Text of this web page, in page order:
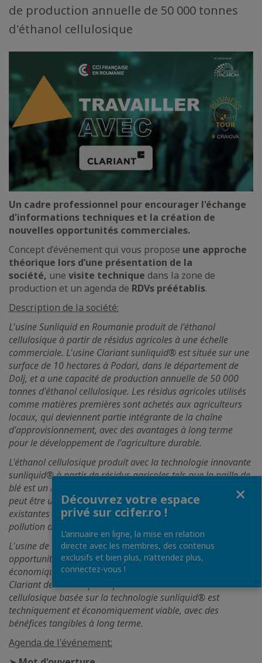
de production annuelle de 50 000 tonnes
d'éthanol cellulosique
Un cadre professionnel pour encourager l'échange
d'informations techniques et la création de
nouvelles opportunités commerciales.
Concept d’événement qui vous propose une approche
théorique lors d’une présentation de la
société, une visite technique dans la zone de
production et un agenda de RDVs préétablis.
Description de la société:
L'usine Sunliquid en Roumanie produit de l'éthanol
cellulosique à partir de résidus agricoles à une échelle
commerciale. L'usine Clariant sunliquid® est située sur une
surface de 10 hectares à Podari, dans le département de
Dolj, et a une capacité de production annuelle de 50 000
tonnes d'éthanol cellulosique. Les résidus agricoles utilisés
comme matières premières sont achetés aux agriculteurs
locaux, qui deviennent partie intégrante de la chaîne
d'approvisionnement, avec des avantages à long terme
pour le développement de l'agriculture durable.
L'éthanol cellulosique produit avec la technologie innovante
sunliquid® à partir de résidus agricoles tels que la paille de
blé est un biocarburant innovant et neutre en carbone. Il
peut être utilisé sur les infrastructures automobiles
existantes et est conforme aux normes de réduction de la
pollution de l'UE.
L'usine de Podari crée de nouveaux emplois et des
opportunités commerciales qui apporteront une croissance
économique à cette zone rurale. Avec cet investissement,
Clariant démontre que la production commerciale d'éthanol
cellulosique basée sur la technologie sunliquid® est
techniquement et économiquement viable, avec des
bénéfices tangibles à long terme.
Agenda de l'événement:
Découvrez votre espace
privé sur ccifer.ro !
L’annuaire en ligne, la mise en relation
directe avec les membres, des contenus
exclusifs et bien plus, n’attendez plus,
connectez-vous !